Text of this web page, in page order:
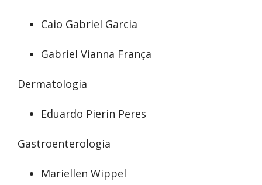
Caio Gabriel Garcia
Gabriel Vianna França
Dermatologia
Eduardo Pierin Peres
Gastroenterologia
Mariellen Wippel